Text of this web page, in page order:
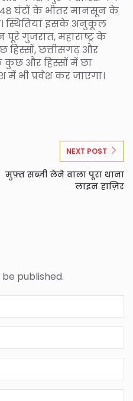
घंटों के भीतर मानसून के
स्थितियां इसके अनुकूल
गुजरात, महाराष्ट्र के
हिस्सों, छत्तीसगढ़ और
कुछ और हिस्सों में छा
में भी प्रवेश कर जाएगा।
NEXT POST
मुफ़्त सब्ज़ी लेने वाला पूरा थाना
लाइन हाज़िर
published.